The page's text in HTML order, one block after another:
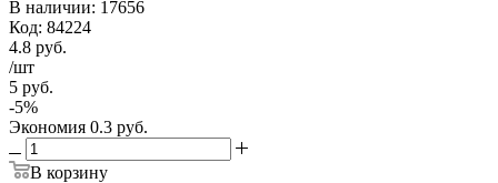
В наличии: 17656
Код: 84224
4.8 руб.
/шт
5 руб.
-5%
Экономия 0.3 руб.
В корзину